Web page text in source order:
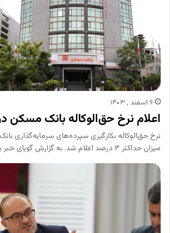
۶ اسفند , ۱۴۰۳
اعلام نرخ حق‌الوکاله بانک مسکن در
میزان حداکثر ۳ درصد اعلام شد. به گزارش گویای خبر به…